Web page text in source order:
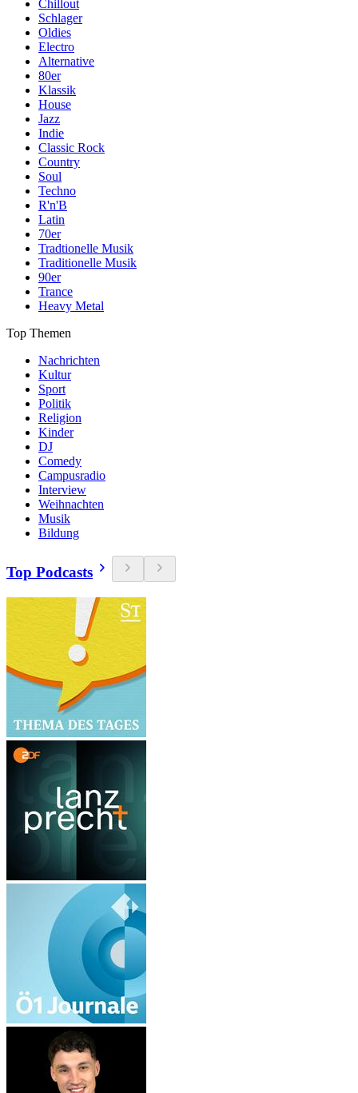
Chillout
Schlager
Oldies
Electro
Alternative
80er
Klassik
House
Jazz
Indie
Classic Rock
Country
Soul
Techno
R'n'B
Latin
70er
Tradtionelle Musik
Traditionelle Musik
90er
Trance
Heavy Metal
Top Themen
Nachrichten
Kultur
Sport
Politik
Religion
Kinder
DJ
Comedy
Campusradio
Interview
Weihnachten
Musik
Bildung
Top Podcasts